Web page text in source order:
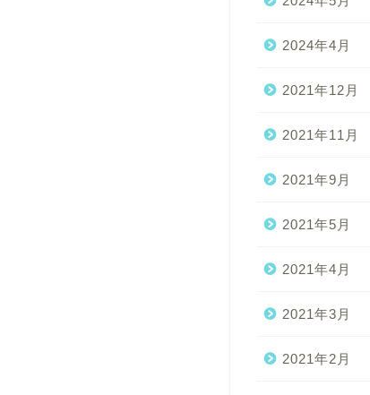
2024年4月
2021年12月
2021年11月
2021年9月
2021年5月
2021年4月
2021年3月
2021年2月